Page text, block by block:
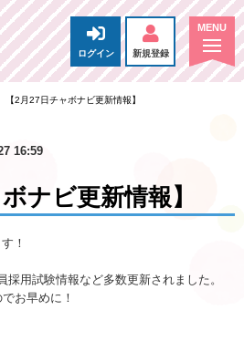
ログイン 新規登録
【2月27日チャボナビ更新情報】
16:59
ナビ更新情報】
！
用試験情報など多数更新されました。
お早めに！